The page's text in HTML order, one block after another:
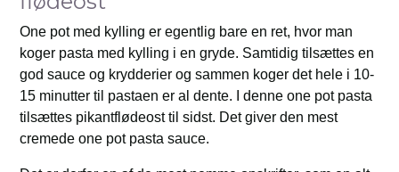
One pot med kylling er egentlig bare en ret, hvor man
koger pasta med kylling i en gryde. Samtidig tilsættes en
god sauce og krydderier og sammen koger det hele i 10-
15 minutter til pastaen er al dente. I denne one pot pasta
tilsættes pikantflødeost til sidst. Det giver den mest
cremede one pot pasta sauce.